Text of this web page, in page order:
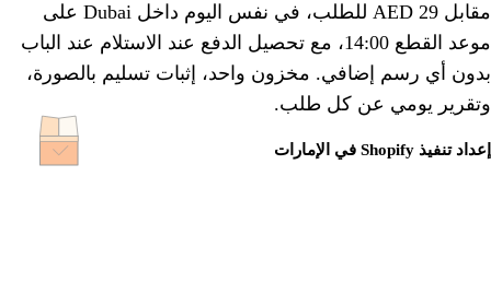
مقابل 29 AED للطلب، في نفس اليوم داخل Dubai على
موعد القطع 14:00، مع تحصيل الدفع عند الاستلام عند الباب
بدون أي رسم إضافي. مخزون واحد، إثبات تسليم بالصورة،
وتقرير يومي عن كل طلب.
إعداد تنفيذ Shopify في الإمارات